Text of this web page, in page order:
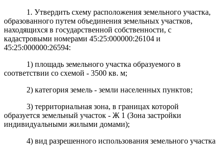
1. Утвердить схему расположения земельного участка,
образованного путем объединения земельных участков,
находящихся в государственной собственности, с
кадастровыми номерами 45:25:000000:26104 и
45:25:000000:26594:
1) площадь земельного участка образуемого в
соответствии со схемой - 3500 кв. м;
2) категория земель - земли населенных пунктов;
3) территориальная зона, в границах которой
образуется земельный участок - Ж 1 (Зона застройки
индивидуальными жилыми домами);
4) вид разрешенного использования земельного участка